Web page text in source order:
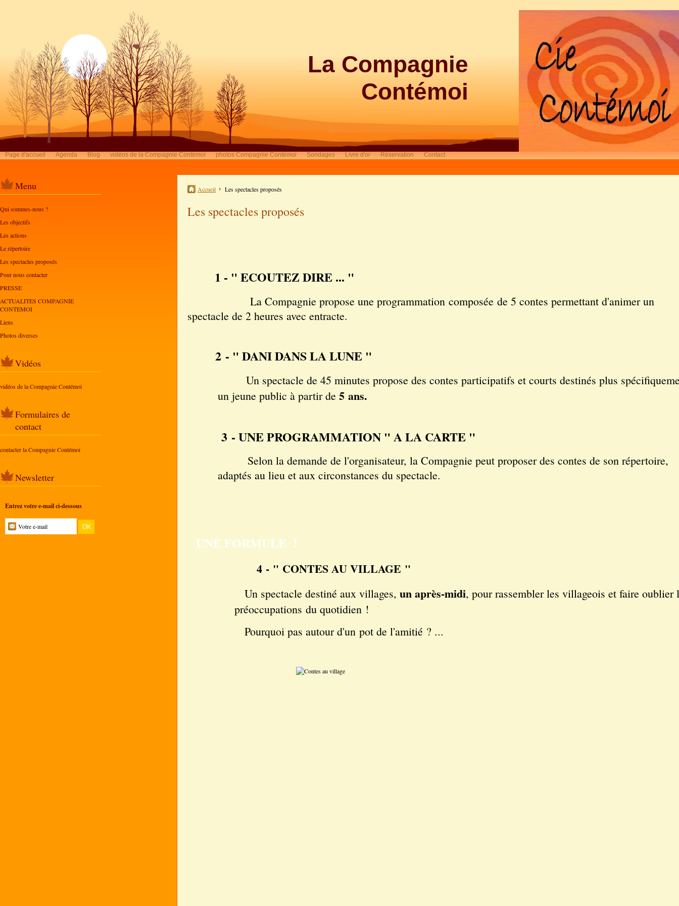
La Compagnie
Contémoi
Page d'accueil Agenda Blog vidéos de la Compagnie Contémoi photos Compagnie Contémoi Sondages Livre d'or Réservation Contact
Menu
Qui sommes-nous ?
Les objectifs
Les actions
Le répertoire
Les spectacles proposés
Pour nous contacter
PRESSE
ACTUALITES COMPAGNIE
CONTEMOI
Liens
Photos diverses
Vidéos
vidéos de la Compagnie Contémoi
Formulaires de
contact
contacter la Compagnie Contémoi
Newsletter
Entrez votre e-mail ci-dessous
Accueil Les spectacles proposés
Les spectacles proposés
1 - " ECOUTEZ DIRE ... "
La Compagnie propose une programmation composée de 5 contes permettant d'animer un
spectacle de 2 heures avec entracte.
2 - " DANI DANS LA LUNE "
Un spectacle de 45 minutes propose des contes participatifs et courts destinés plus
un jeune public à partir de 5 ans.
3 - UNE PROGRAMMATION " A LA CARTE "
Selon la demande de l'organisateur, la Compagnie peut proposer des contes de son répertoire,
adaptés au lieu et aux circonstances du spectacle.
UNE FORMULE !
4 - " CONTES AU VILLAGE "
Un spectacle destiné aux villages, un après-midi, pour rassembler les villageois et faire oublier
préoccupations du quotidien !
Pourquoi pas autour d'un pot de l'amitié ? ...